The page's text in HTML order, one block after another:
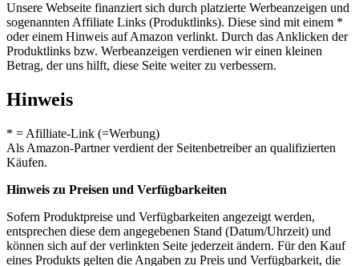
Unsere Webseite finanziert sich durch platzierte Werbeanzeigen und
sogenannten Affiliate Links (Produktlinks). Diese sind mit einem *
oder einem Hinweis auf Amazon verlinkt. Durch das Anklicken der
Produktlinks bzw. Werbeanzeigen verdienen wir einen kleinen
Betrag, der uns hilft, diese Seite weiter zu verbessern.
Hinweis
* = Afilliate-Link (=Werbung)
Als Amazon-Partner verdient der Seitenbetreiber an qualifizierten
Käufen.
Hinweis zu Preisen und Verfügbarkeiten
Sofern Produktpreise und Verfügbarkeiten angezeigt werden,
entsprechen diese dem angegebenen Stand (Datum/Uhrzeit) und
können sich auf der verlinkten Seite jederzeit ändern. Für den Kauf
eines Produkts gelten die Angaben zu Preis und Verfügbarkeit, die